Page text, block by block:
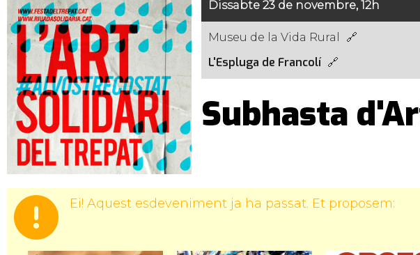
Dissabte 23 de novembre, 12h
Museu de la Vida Rural
L'Espluga de Francolí
Subhasta
Ei! Aquest esdeveniment ja ha passat. Et proposem: